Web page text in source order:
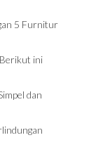
5 Furnitur
ini
dan